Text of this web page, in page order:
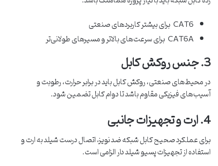
CAT6 برای بیشتر کاربردهای صنعتی
CAT6A برای سرعت‌های بالاتر و مسیرهای طولانی‌تر
3. جنس روکش کابل
در محیط‌های صنعتی، روکش کابل باید در برابر حرارت، رطوبت و
آسیب‌های فیزیکی مقاوم باشد تا دوام کابل تضمین شود.
4. ارت و تجهیزات جانبی
برای عملکرد صحیح کابل شبکه ضد نویز، اتصال درست شیلد به ارت و
استفاده از تجهیزات پسیو شیلد دار الزامی است.